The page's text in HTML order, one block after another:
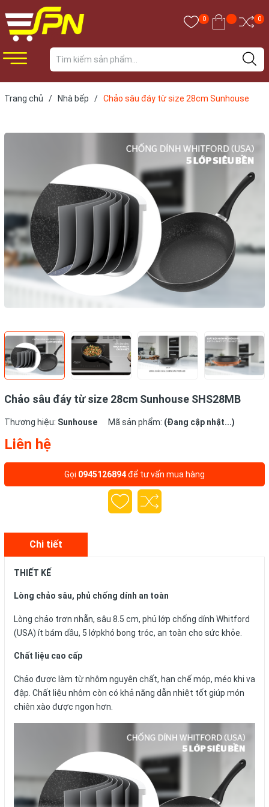
0 0
Trang chủ / Nhà bếp / Chảo sâu đáy từ size 28cm Sunhouse
Chảo sâu đáy từ size 28cm Sunhouse SHS28MB
Thương hiệu: Sunhouse Mã sản phẩm: (Đang cập nhật...)
Liên hệ
Gọi 0945126894để tư vấn mua hàng
Chi tiết
THIẾT KẾ
Lòng chảo sâu, phủ chống dính an toàn
Lòng chảo trơn nhẵn, sâu 8.5 cm, phủ lớp chống dính Whitford
(USA) ít bám dầu, 5 lớpkhó bong tróc, an toàn cho sức khỏe.
Chất liệu cao cấp
Chảo được làm từ nhôm nguyên chất, hạn chế móp, méo khi va
đập. Chất liệu nhôm còn có khả năng dẫn nhiệt tốt giúp món
chiên xào được ngon hơn.